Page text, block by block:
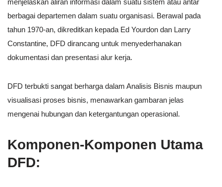
menjelaskan aliran informasi dalam suatu sistem atau antar
berbagai departemen dalam suatu organisasi. Berawal pada
tahun 1970-an, dikreditkan kepada Ed Yourdon dan Larry
Constantine, DFD dirancang untuk menyederhanakan
dokumentasi dan presentasi alur kerja.
DFD terbukti sangat berharga dalam Analisis Bisnis maupun
visualisasi proses bisnis, menawarkan gambaran jelas
mengenai hubungan dan ketergantungan operasional.
Komponen-Komponen Utama
DFD: